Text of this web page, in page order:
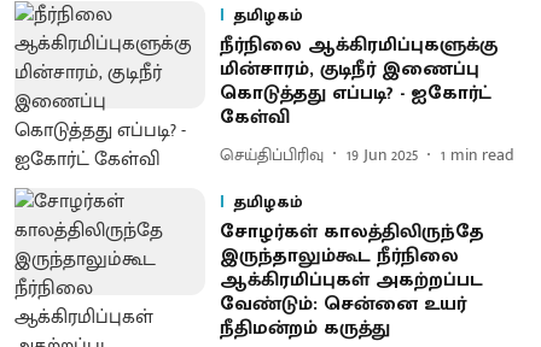
தமிழகம்
நீர்நிலை ஆக்கிரமிப்புகளுக்கு
மின்சாரம், குடிநீர் இணைப்பு
கொடுத்தது எப்படி? - ஐகோர்ட்
கேள்வி
செய்திப்பிரிவு 19 Jun 2025 1 min read
தமிழகம்
சோழர்கள் காலத்திலிருந்தே
இருந்தாலும்கூட நீர்நிலை
ஆக்கிரமிப்புகள் அகற்றப்பட
வேண்டும்: சென்னை உயர்
நீதிமன்றம் கருத்து